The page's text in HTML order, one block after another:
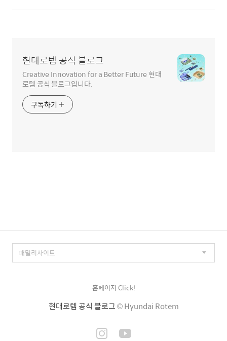
현대로템 공식 블로그
Creative Innovation for a Better Future 현대
로템 공식 블로그입니다.
구독하기
홈페이지 Click!
현대로템 공식 블로그© Hyundai Rotem